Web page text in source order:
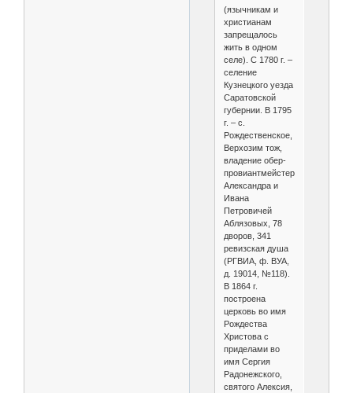
(язычникам и
христианам
запрещалось
жить в одном
селе). С 1780 г. –
селение
Кузнецкого уезда
Саратовской
губернии. В 1795
г. – с.
Рождественское,
Верхозим тож,
владение обер-
провиантмейстеров
Александра и
Ивана
Петровичей
Аблязовых, 78
дворов, 341
ревизская душа
(РГВИА, ф. ВУА,
д. 19014, №118).
В 1864 г.
построена
церковь во имя
Рождества
Христова с
приделами во
имя Сергия
Радонежского,
святого Алексия,